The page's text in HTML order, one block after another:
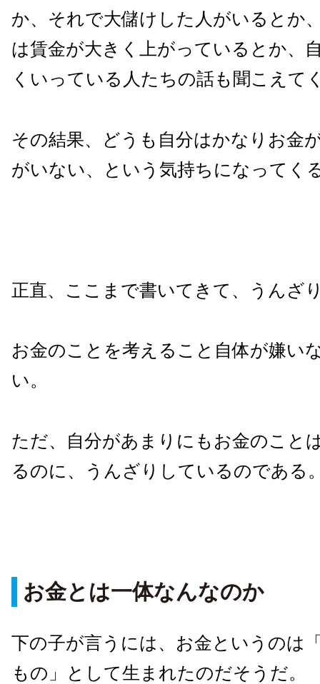
か、それで大儲けした人がいるとか
は賃金が大きく上がっているとか、
くいっている人たちの話も聞こえて
その結果、どうも自分はかなりお金
がいない、という気持ちになってく
正直、ここまで書いてきて、うんざ
お金のことを考えること自体が嫌い
い。
ただ、自分があまりにもお金のこと
るのに、うんざりしているのである
お金とは一体なんなのか
下の子が言うには、お金というのは
もの」として生まれたのだそうだ。